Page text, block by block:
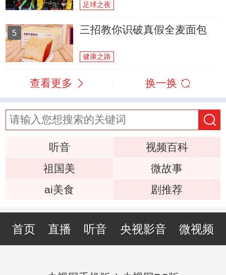
足球之夜
5 三招教你识破真假全麦面包
健康之路
查看更多 换一换
听音
视频百科
祖国美
微故事
ai美食
剧推荐
首页 直播 听音 央视影音 微视频